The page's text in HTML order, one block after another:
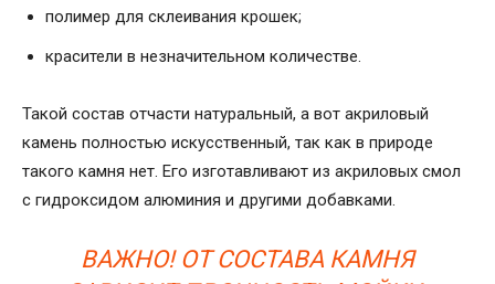
полимер для склеивания крошек;
красители в незначительном количестве.
Такой состав отчасти натуральный, а вот акриловый
камень полностью искусственный, так как в природе
такого камня нет. Его изготавливают из акриловых смол
с гидроксидом алюминия и другими добавками.
ВАЖНО! ОТ СОСТАВА КАМНЯ